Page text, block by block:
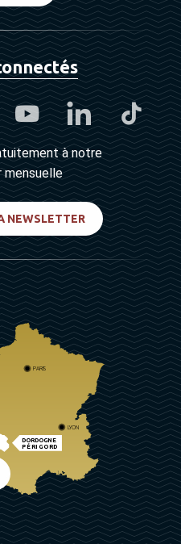
à notre
NEWSLETTER
DORDOGNE
PÉRIGORD
PARIS
LYON